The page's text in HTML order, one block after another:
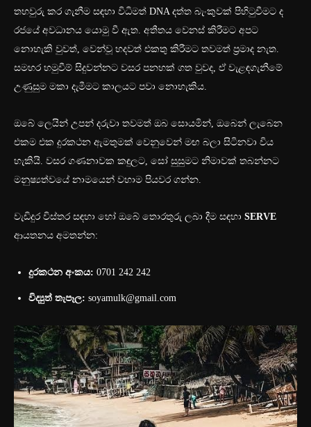
තහවුරු කර ගැනීම සඳහා විධිමත් DNA දත්ත බැංකුවක් පිහිටුවීමට ද
රජයේ අවධානය යොමු වී ඇත. අතීතය වෙනස් කිරීමට අපට
නොහැකි වුවත්, වෙන්වූ හදවත් එකතු කිරීමට තවමත් ප්‍රමාද නැත.
සමහර හමුවීම් සිදුවන්නට වසර පනහක් ගත වුවද, ඒ වැළඳගැනීමේ
උණුසුම මකා දැමීමට කාලයට පවා නොහැකිය.
ඔබේ ලෙයින් උපන් දරුවා තවමත් ඔබ සොයමින්, ඔබෙන් ලැබෙන
එකම එක දුරකථන ඇමතුමක් වෙනුවෙන් මඟ බලා සිටිනවා විය
හැකියි. වසර ගණනාවක කඳුලට, සෝ සුසුමට නිමාවක් තබන්නට
මනුෂ්‍යත්වයේ නාමයෙන් වහාම පියවර ගන්න.
වැඩිදුර විස්තර සඳහා හෝ ඔබේ තොරතුරු ලබා දීම සඳහා SERVE
ආයතනය අමතන්න:
දුරකථන අංකය: 0701 242 242
විද්‍යුත් තැපෑල: soyamulk@gmail.com